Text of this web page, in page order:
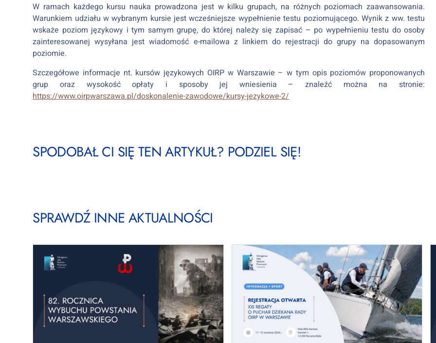
W ramach każdego kursu nauka prowadzona jest w kilku grupach, na różnych poziomach zaawansowania.
Warunkiem udziału w wybranym kursie jest wcześniejsze wypełnienie testu poziomującego. Wynik z ww. testu
wskaże poziom językowy i tym samym grupę, do której należy się zapisać – po wypełnieniu testu do osoby
zainteresowanej wysyłana jest wiadomość e-mailowa z linkiem do rejestracji do grupy na dopasowanym
poziomie.
Szczegółowe informacje nt. kursów językowych OIRP w Warszawie – w tym opis poziomów proponowanych
grup oraz wysokość opłaty i sposoby jej wniesienia – znaleźć można na stronie:
https://www.oirpwarszawa.pl/doskonalenie-zawodowe/kursy-jezykowe-2/
SPODOBAŁ CI SIĘ TEN ARTYKUŁ? PODZIEL SIĘ!
SPRAWDŹ INNE AKTUALNOŚCI